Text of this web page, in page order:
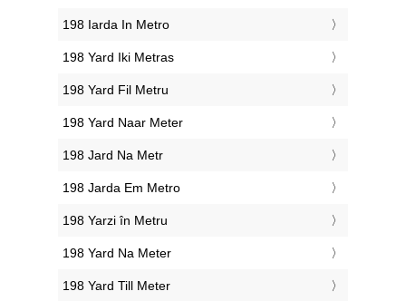
‎198 Iarda In Metro
‎198 Yard Iki Metras
‎198 Yard Fil Metru
‎198 Yard Naar Meter
‎198 Jard Na Metr
‎198 Jarda Em Metro
‎198 Yarzi în Metru
‎198 Yard Na Meter
‎198 Yard Till Meter